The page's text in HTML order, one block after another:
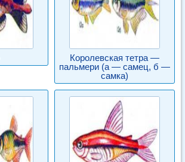
Королевская тетра —
пальмери (а — самец, б —
самка)